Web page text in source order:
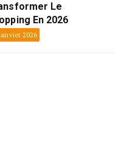
Le
En 2026
2026